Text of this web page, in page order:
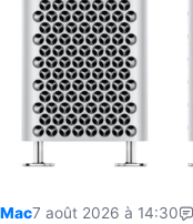
Mac7 août 2026 à 14:30